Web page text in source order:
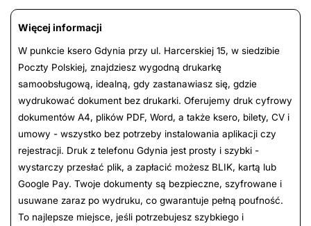
Więcej informacji
W punkcie ksero Gdynia przy ul. Harcerskiej 15, w siedzibie
Poczty Polskiej, znajdziesz wygodną drukarkę
samoobsługową, idealną, gdy zastanawiasz się, gdzie
wydrukować dokument bez drukarki. Oferujemy druk cyfrowy
dokumentów A4, plików PDF, Word, a także ksero, bilety, CV i
umowy - wszystko bez potrzeby instalowania aplikacji czy
rejestracji. Druk z telefonu Gdynia jest prosty i szybki -
wystarczy przesłać plik, a zapłacić możesz BLIK, kartą lub
Google Pay. Twoje dokumenty są bezpieczne, szyfrowane i
usuwane zaraz po wydruku, co gwarantuje pełną poufność.
To najlepsze miejsce, jeśli potrzebujesz szybkiego i